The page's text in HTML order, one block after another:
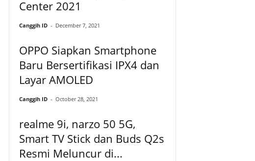
Center 2021
Canggih ID - December 7, 2021
OPPO Siapkan Smartphone
Baru Bersertifikasi IPX4 dan
Layar AMOLED
Canggih ID - October 28, 2021
realme 9i, narzo 50 5G,
Smart TV Stick dan Buds Q2s
Resmi Meluncur di...